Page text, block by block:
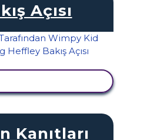
Açısı
Kanıtları